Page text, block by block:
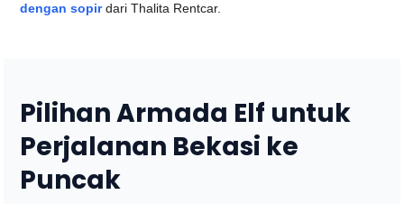
dengan sopirdari Thalita Rentcar.
Pilihan Armada Elf untuk
Perjalanan Bekasi ke
Puncak